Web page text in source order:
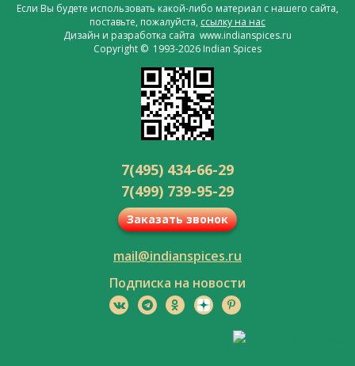
Если Вы будете использовать какой-либо материал с нашего сайта,
поставьте, пожалуйста, ссылку на нас
Дизайн и разработка сайта www.indianspices.ru
Copyright © 1993-2026 Indian Spices
7(495) 434-66-29
7(499) 739-95-29
Заказать звонок
mail@indianspices.ru
Подписка на новости